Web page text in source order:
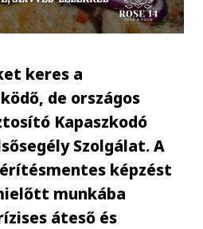
keres a
de országos
Kapaszkodó
Szolgálat. A
képzést
munkába
áteső és